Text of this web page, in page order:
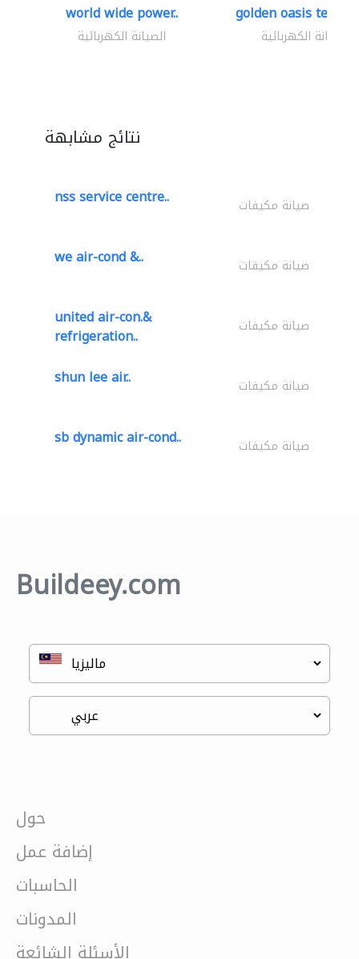
world wide power..
الصيانة الكهربائية
golden oasis
الصيانة الكهربائية
نتائج مشابهة
nss service centre.. صيانة مكيفات
we air-cond &.. صيانة مكيفات
united air-con.&
refrigeration.. صيانة مكيفات
shun lee air.. صيانة مكيفات
sb dynamic air-cond.. صيانة مكيفات
Buildeey.com
حول
إضافة عمل
الحاسبات
المدونات
الأسئلة الشائعة